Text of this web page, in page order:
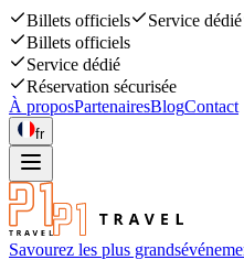
Billets officiels Service dédié
Billets officiels
Service dédié
Réservation sécurisée
À proposPartenairesBlogContact
fr
Savourez les plus grands